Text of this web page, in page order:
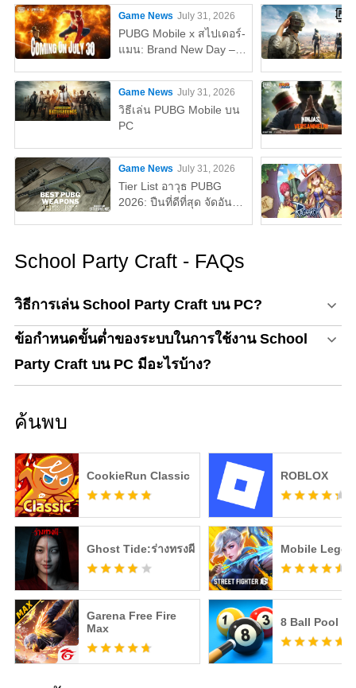
Game News July 31, 2026
PUBG Mobile x สไปเดอร์-
แมน: Brand New Day –
Game News July 31, 2026
วิธีเล่น PUBG Mobile บน
PC
Game News July 31, 2026
Tier List อาวุธ PUBG
2026: ปืนที่ดีที่สุด จัดอันดับ
School Party Craft - FAQs
วิธีการเล่น School Party Craft บน PC?
ข้อกำหนดขั้นต่ำของระบบในการใช้งาน School
Party Craft บน PC มีอะไรบ้าง?
ค้นพบ
CookieRun Classic ROBLOX
Ghost Tide:ร่างทรงผี Mobile
Garena Free Fire
Max
8 Ball Pool